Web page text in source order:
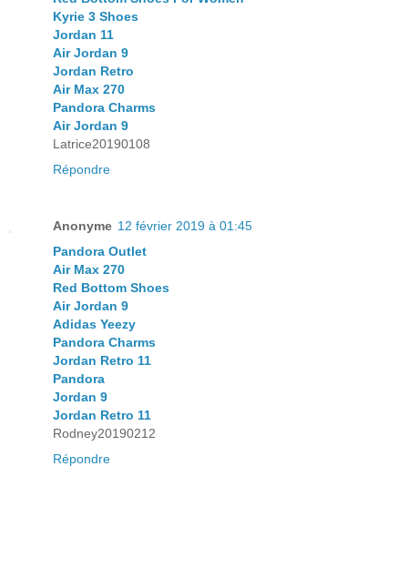
Kyrie 3 Shoes
Jordan 11
Air Jordan 9
Jordan Retro
Air Max 270
Pandora Charms
Air Jordan 9
Latrice20190108
Répondre
Anonyme 12 février 2019 à 01:45
Pandora Outlet
Air Max 270
Red Bottom Shoes
Air Jordan 9
Adidas Yeezy
Pandora Charms
Jordan Retro 11
Pandora
Jordan 9
Jordan Retro 11
Rodney20190212
Répondre